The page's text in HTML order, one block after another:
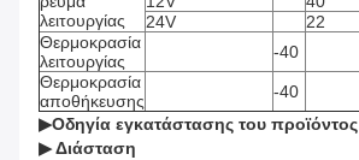
λειτουργίας
24V
22
Θερμοκρασία
λειτουργίας
-40
Θερμοκρασία
αποθήκευσης
-40
▶Οδηγία εγκατάστασης του προϊόντος
▶ Διάσταση